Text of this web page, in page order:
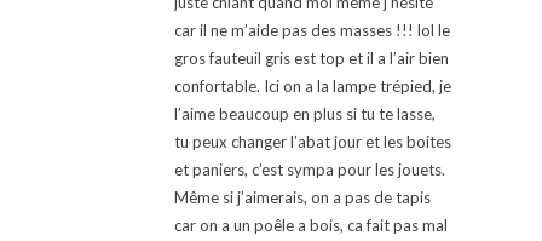
car il ne m’aide pas des masses !!! lol le
gros fauteuil gris est top et il a l’air bien
confortable. Ici on a la lampe trépied, je
l’aime beaucoup en plus si tu te lasse,
tu peux changer l’abat jour et les boites
et paniers, c’est sympa pour les jouets.
Même si j’aimerais, on a pas de tapis
car on a un poêle a bois, ca fait pas mal